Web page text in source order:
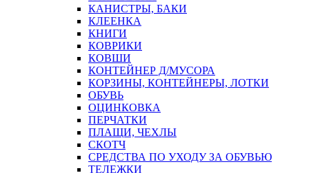
КАНИСТРЫ, БАКИ
КЛЕЕНКА
КНИГИ
КОВРИКИ
КОВШИ
КОНТЕЙНЕР Д/МУСОРА
КОРЗИНЫ, КОНТЕЙНЕРЫ, ЛОТКИ
ОБУВЬ
ОЦИНКОВКА
ПЕРЧАТКИ
ПЛАЩИ, ЧЕХЛЫ
СКОТЧ
СРЕДСТВА ПО УХОДУ ЗА ОБУВЬЮ
ТЕЛЕЖКИ